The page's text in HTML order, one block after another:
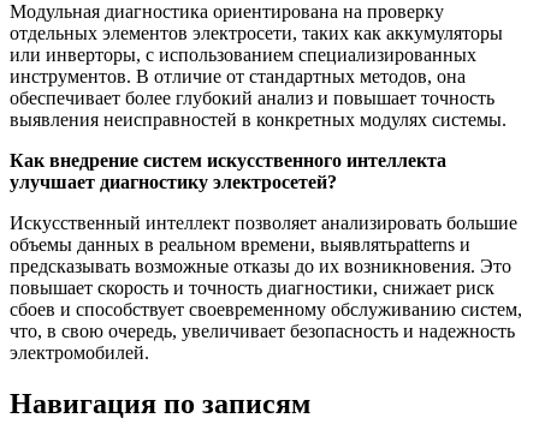
Модульная диагностика ориентирована на проверку
отдельных элементов электросети, таких как аккумуляторы
или инверторы, с использованием специализированных
инструментов. В отличие от стандартных методов, она
обеспечивает более глубокий анализ и повышает точность
выявления неисправностей в конкретных модулях системы.
Как внедрение систем искусственного интеллекта
улучшает диагностику электросетей?
Искусственный интеллект позволяет анализировать большие
объемы данных в реальном времени, выявлятьpatterns и
предсказывать возможные отказы до их возникновения. Это
повышает скорость и точность диагностики, снижает риск
сбоев и способствует своевременному обслуживанию систем,
что, в свою очередь, увеличивает безопасность и надежность
электромобилей.
Навигация по записям